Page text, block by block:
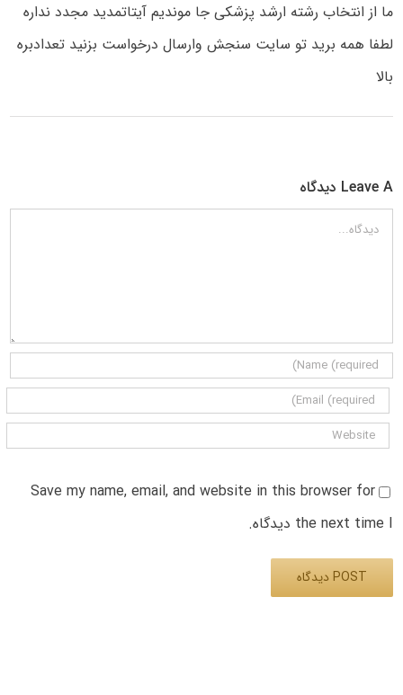
ما از انتخاب رشته ارشد پزشکی جا موندیم آیتاتمدید مجدد نداره
لطفا همه برید تو سایت سنجش وارسال درخواست بزنید تعدادبره
بالا
Leave A دیدگاه
دیدگاه
Save my name, email, and website in this browser for
the next time I دیدگاه.